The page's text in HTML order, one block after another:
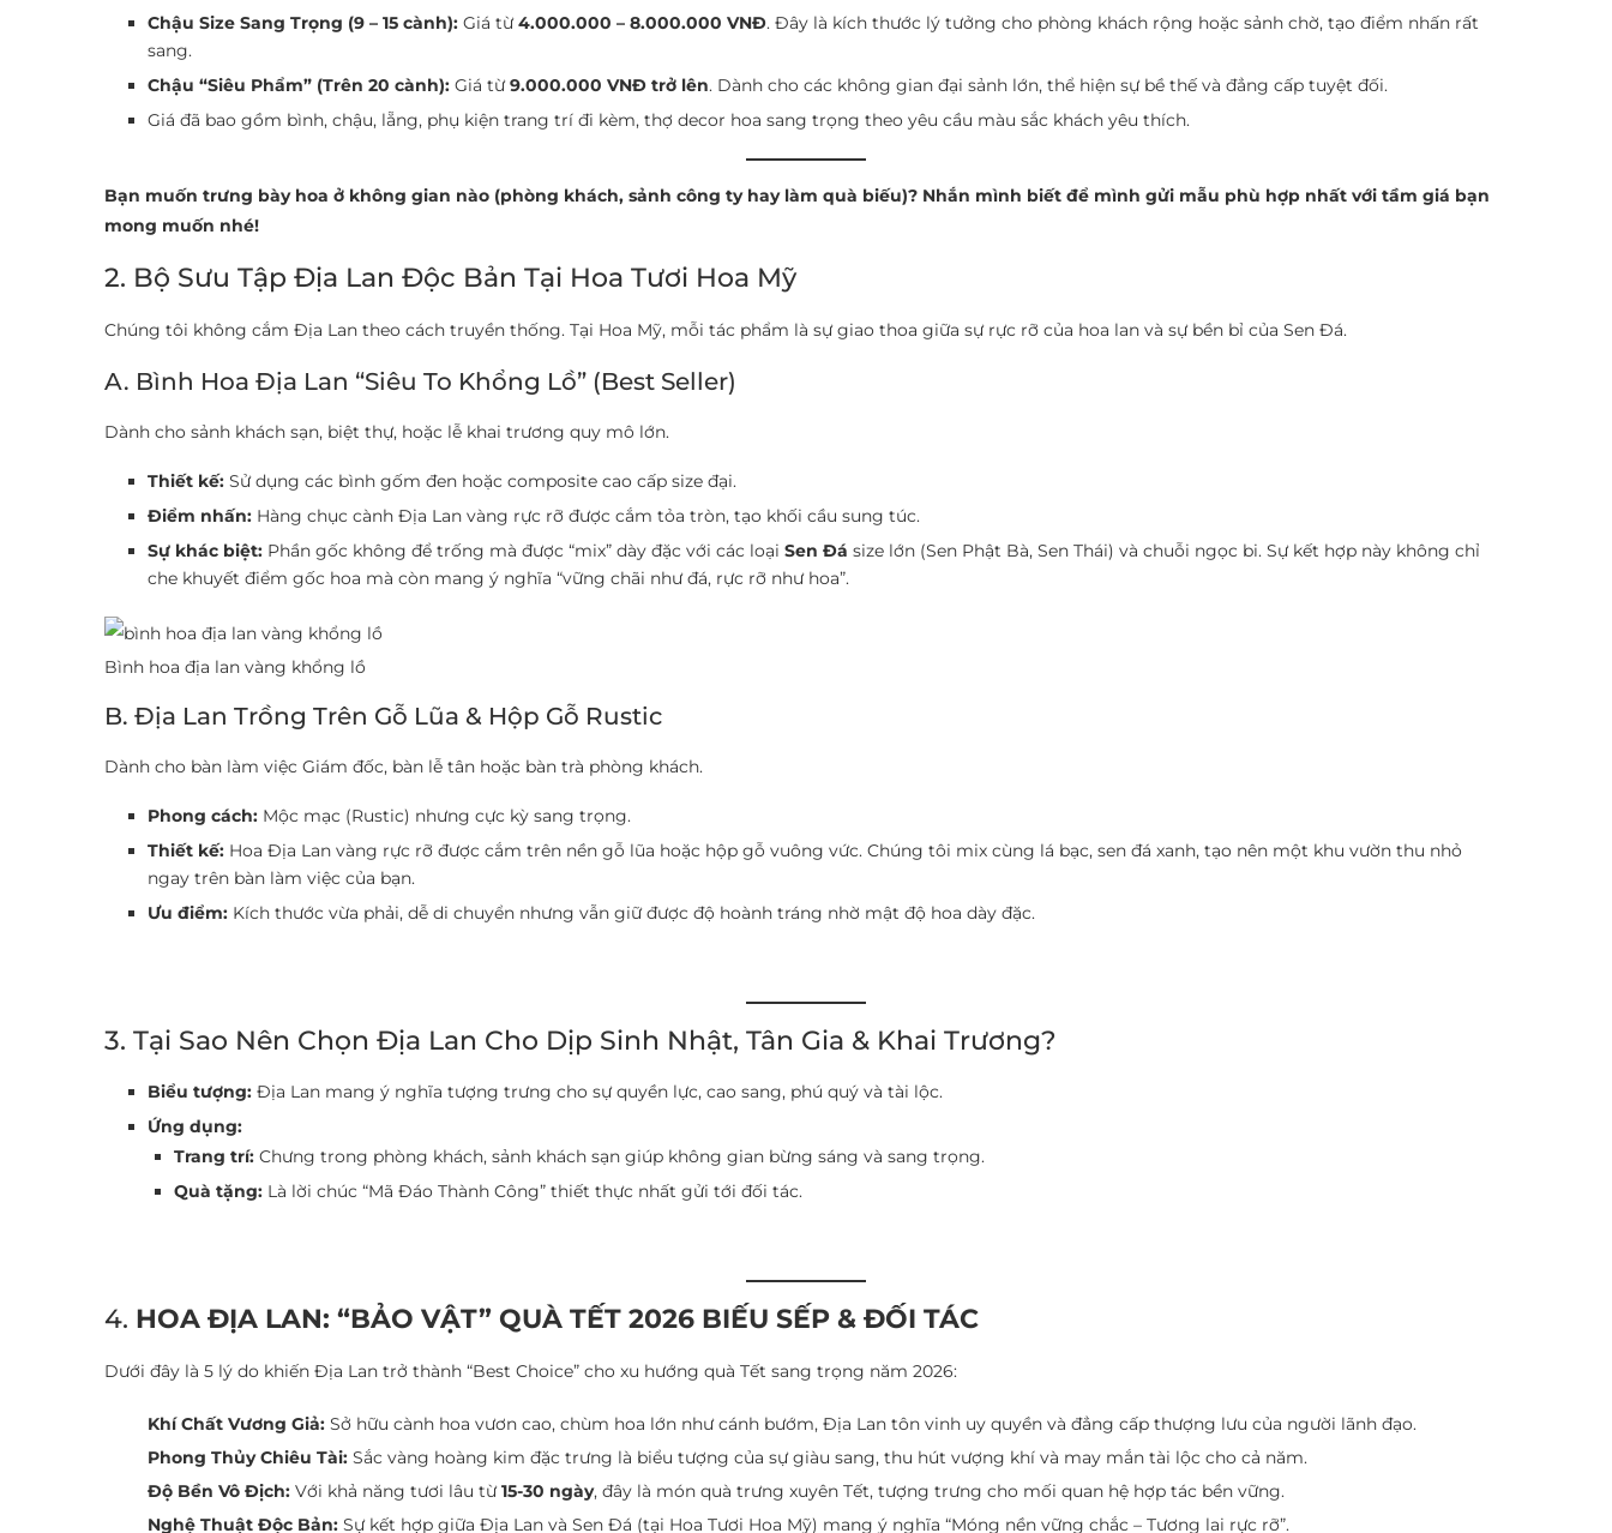
Chậu Size Sang Trọng (9 – 15 cành): Giá từ4.000.000 – 8.000.000 VNĐ. Đây là kích thước lý tưởng cho phòng khách rộng hoặc sảnh chờ, tạo điểm nhấn rất
sang.
Chậu “Siêu Phẩm” (Trên 20 cành): Giá từ9.000.000 VNĐ trở lên. Dành cho các không gian đại sảnh lớn, thể hiện sự bề thế và đẳng cấp tuyệt đối.
Giá đã bao gồm bình, chậu, lẵng, phụ kiện trang trí đi kèm, thợ decor hoa sang trọng theo yêu cầu màu sắc khách yêu thích.
Bạn muốn trưng bày hoa ở không gian nào (phòng khách, sảnh công ty hay làm quà biếu)? Nhắn mình biết để mình gửi mẫu phù hợp nhất với tầm giá bạn
mong muốn nhé!
2. Bộ Sưu Tập Địa Lan Độc Bản Tại Hoa Tươi Hoa Mỹ
Chúng tôi không cắm Địa Lan theo cách truyền thống. Tại Hoa Mỹ, mỗi tác phẩm là sự giao thoa giữa sự rực rỡ của hoa lan và sự bền bỉ của Sen Đá.
A. Bình Hoa Địa Lan “Siêu To Khổng Lồ” (Best Seller)
Dành cho sảnh khách sạn, biệt thự, hoặc lễ khai trương quy mô lớn.
Thiết kế: Sử dụng các bình gốm đen hoặc composite cao cấp size đại.
Điểm nhấn: Hàng chục cành Địa Lan vàng rực rỡ được cắm tỏa tròn, tạo khối cầu sung túc.
Sự khác biệt: Phần gốc không để trống mà được “mix” dày đặc với các loại Sen Đá size lớn (Sen Phật Bà, Sen Thái) và chuỗi ngọc bi. Sự kết hợp này không chỉ
che khuyết điểm gốc hoa mà còn mang ý nghĩa “vững chãi như đá, rực rỡ như hoa”.
Bình hoa địa lan vàng khổng lồ
B. Địa Lan Trồng Trên Gỗ Lũa & Hộp Gỗ Rustic
Dành cho bàn làm việc Giám đốc, bàn lễ tân hoặc bàn trà phòng khách.
Phong cách: Mộc mạc (Rustic) nhưng cực kỳ sang trọng.
Thiết kế: Hoa Địa Lan vàng rực rỡ được cắm trên nền gỗ lũa hoặc hộp gỗ vuông vức. Chúng tôi mix cùng lá bạc, sen đá xanh, tạo nên một khu vườn thu nhỏ
ngay trên bàn làm việc của bạn.
Ưu điểm: Kích thước vừa phải, dễ di chuyển nhưng vẫn giữ được độ hoành tráng nhờ mật độ hoa dày đặc.
3. Tại Sao Nên Chọn Địa Lan Cho Dịp Sinh Nhật, Tân Gia & Khai Trương?
Biểu tượng: Địa Lan mang ý nghĩa tượng trưng cho sự quyền lực, cao sang, phú quý và tài lộc.
Ứng dụng:
Trang trí: Chưng trong phòng khách, sảnh khách sạn giúp không gian bừng sáng và sang trọng.
Quà tặng: Là lời chúc “Mã Đáo Thành Công” thiết thực nhất gửi tới đối tác.
4. HOA ĐỊA LAN: “BẢO VẬT” QUÀ TẾT 2026 BIẾU SẾP & ĐỐI TÁC
Dưới đây là 5 lý do khiến Địa Lan trở thành “Best Choice” cho xu hướng quà Tết sang trọng năm 2026:
Khí Chất Vương Giả: Sở hữu cành hoa vươn cao, chùm hoa lớn như cánh bướm, Địa Lan tôn vinh uy quyền và đẳng cấp thượng lưu của người lãnh đạo.
Phong Thủy Chiêu Tài: Sắc vàng hoàng kim đặc trưng là biểu tượng của sự giàu sang, thu hút vượng khí và may mắn tài lộc cho cả năm.
Độ Bền Vô Địch: Với khả năng tươi lâu từ15-30 ngày, đây là món quà trưng xuyên Tết, tượng trưng cho mối quan hệ hợp tác bền vững.
Nghệ Thuật Độc Bản: Sự kết hợp giữa Địa Lan và Sen Đá (tại Hoa Tươi Hoa Mỹ) mang ý nghĩa “Móng nền vững chắc – Tương lai rực rỡ”.